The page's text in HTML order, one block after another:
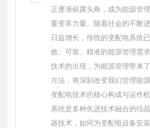
正逐渐崭露头角，成为能源管
要变革力量。随着社会的不断
日益增长，传统的变配电系统
效、可靠、精准的能源管理需
技术的出现，为能源管理带来
方法，将深刻改变我们管理能
变配电技术的核心构成与运作
系统是多种先进技术融合的结
器技术，如同为变配电设备安